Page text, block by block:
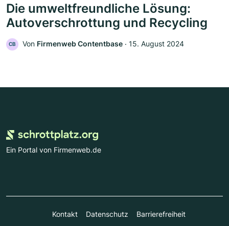
Die umweltfreundliche Lösung:
Autoverschrottung und Recycling
CB Von Firmenweb Contentbase ‧ 15. August 2024
Ein Portal von Firmenweb.de
Kontakt Datenschutz
Barrierefreiheit